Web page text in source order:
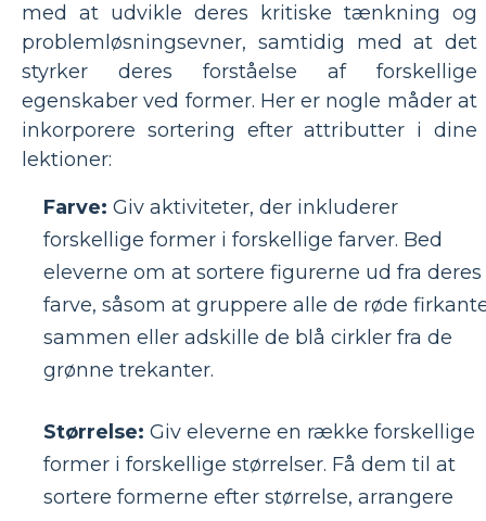
med at udvikle deres kritiske tænkning og
problemløsningsevner, samtidig med at det
styrker deres forståelse af forskellige
egenskaber ved former. Her er nogle måder at
inkorporere sortering efter attributter i dine
lektioner:
Farve: Giv aktiviteter, der inkluderer
forskellige former i forskellige farver. Bed
eleverne om at sortere figurerne ud fra deres
farve, såsom at gruppere alle de røde
sammen eller adskille de blå cirkler fra de
grønne trekanter.
Størrelse: Giv eleverne en række forskellige
former i forskellige størrelser. Få dem til at
sortere formerne efter størrelse, arrangere